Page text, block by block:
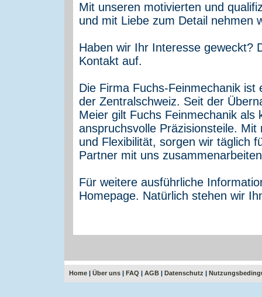
Mit unseren motivierten und
und mit Liebe zum Detail nehmen
Haben wir Ihr Interesse geweckt?
Kontakt auf.
Die Firma Fuchs-Feinmechanik
der Zentralschweiz. Seit der
Meier gilt Fuchs Feinmechanik
anspruchsvolle Präzisionsteile.
und Flexibilität, sorgen wir täglich
Partner mit uns
Für weitere ausführliche
Homepage. Natürlich stehen wir
Home | Über uns | FAQ | AGB | Datenschutz |